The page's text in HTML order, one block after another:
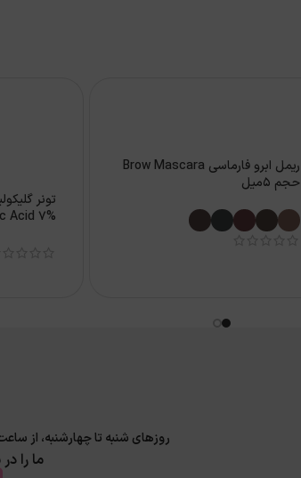
ریمل ابرو فارماسی Brow Mascara
حجم 5میل
ما را
روزهای شنبه تا چهارشنبه، از ساعت 9 الی 17 و پنجشنبه 9 الی 14 پاسخگوی سوالات شما